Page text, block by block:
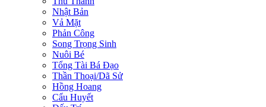
Nhật Bản
Vả Mặt
Phản Công
Song Trọng Sinh
Nuôi Bé
Tổng Tài Bá Đạo
Thần Thoại/Dã Sử
Hồng Hoang
Cẩu Huyết